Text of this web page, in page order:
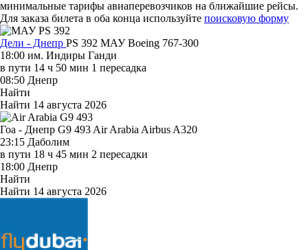
минимальные тарифы авиаперевозчиков на ближайшие рейсы.
Для заказа билета в оба конца используйте поисковую форму
Дели - Днепр PS 392 МАУBoeing 767-300
18:00 им. Индиры Ганди
в пути 14 ч 50 мин 1 пересадка
08:50 Днепр
Найти
Найти 14 августа 2026
Гоа - Днепр G9 493 Air Arabia Airbus A320
23:15 Даболим
в пути 18 ч 45 мин 2 пересадки
18:00 Днепр
Найти
Найти 14 августа 2026